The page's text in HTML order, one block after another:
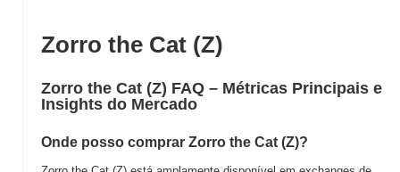
Zorro the Cat (Z)
Zorro the Cat (Z) FAQ – Métricas Principais e
Insights do Mercado
Onde posso comprar Zorro the Cat (Z)?